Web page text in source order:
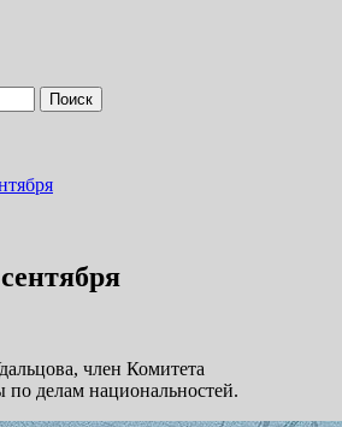
член Комитета
делам национальностей.